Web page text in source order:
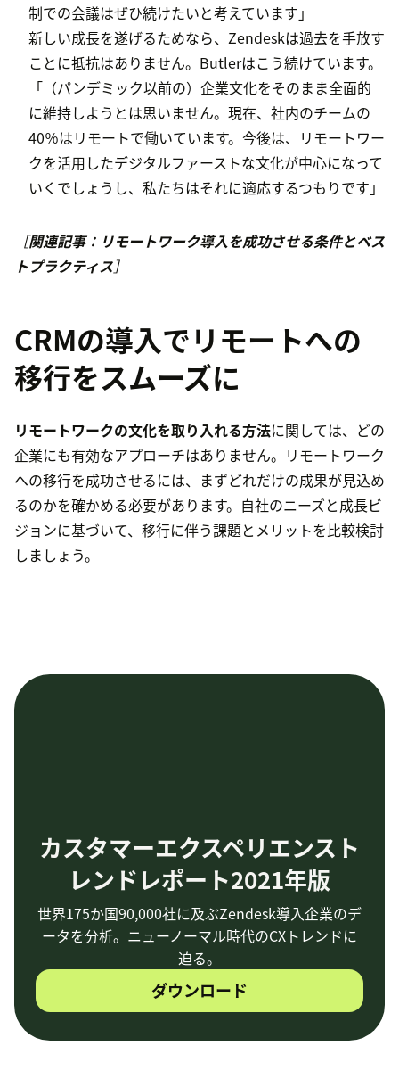
制での会議はぜひ続けたいと考えています」
新しい成長を遂げるためなら、Zendeskは過去を手放す
ことに抵抗はありません。Butlerはこう続けています。
「（パンデミック以前の）企業文化をそのまま全面的
に維持しようとは思いません。現在、社内のチームの
40％はリモートで働いています。今後は、リモートワー
クを活用したデジタルファーストな文化が中心になって
いくでしょうし、私たちはそれに適応するつもりです」
［関連記事：リモートワーク導入を成功させる条件とベス
トプラクティス］
CRMの導入でリモートへの
移行をスムーズに
リモートワークの文化を取り入れる方法に関しては、どの
企業にも有効なアプローチはありません。リモートワーク
への移行を成功させるには、まずどれだけの成果が見込め
るのかを確かめる必要があります。自社のニーズと成長ビ
ジョンに基づいて、移行に伴う課題とメリットを比較検討
しましょう。
カスタマーエクスペリエンスト
レンドレポート2021年版
世界175か国90,000社に及ぶZendesk導入企業のデ
ータを分析。ニューノーマル時代のCXトレンドに
迫る。
ダウンロード